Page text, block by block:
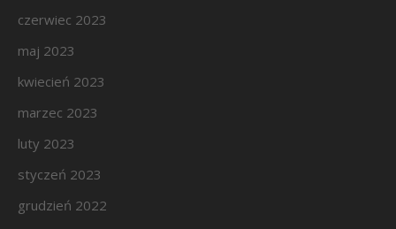
czerwiec 2023
maj 2023
kwiecień 2023
marzec 2023
luty 2023
styczeń 2023
grudzień 2022